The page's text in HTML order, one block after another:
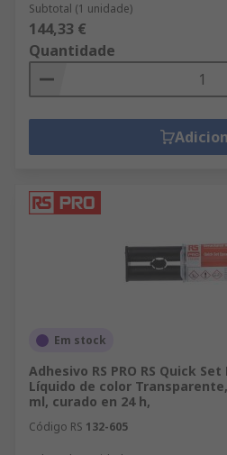
Subtotal (1 unidade)
144,33 €
Quantidade
Em stock
Adhesivo RS PRO RS Quick
Líquido de color
ml, curado en 24 h,
Código RS 132-605